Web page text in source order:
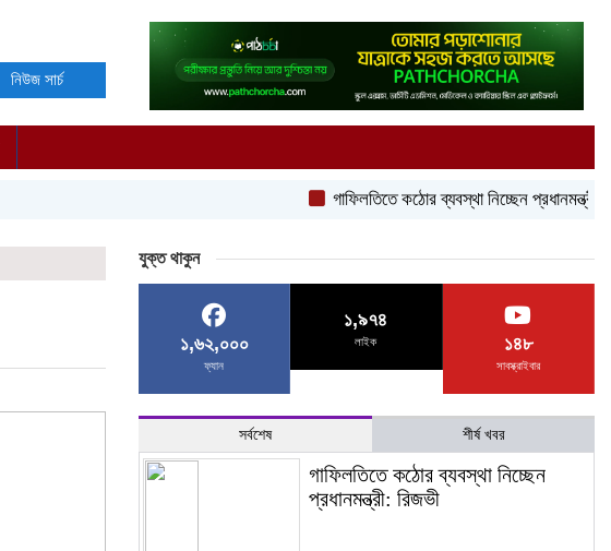
নিউজ সার্চ
গাফিলতিতে কঠোর ব্যবস্থা নিচ্ছেন প্রধানমন্ত্রী: রিজভী
যুক্ত থাকুন
১,৬২,০০০
ফ্যান
১,৯৭৪
লাইক ১৪৮
সাবস্ক্রাইবার
সর্বশেষ শীর্ষ খবর
গাফিলতিতে কঠোর ব্যবস্থা নিচ্ছেন
প্রধানমন্ত্রী: রিজভী